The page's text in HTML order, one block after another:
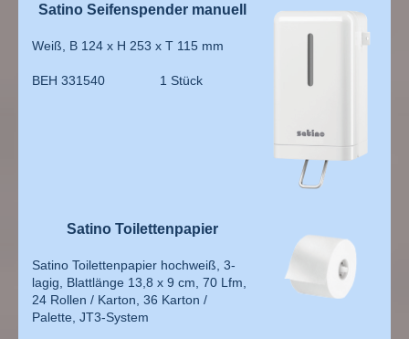
Satino Seifenspender manuell
Weiß, B 124 x H 253 x T 115 mm
BEH 331540 1 Stück
Satino Toilettenpapier
Satino Toilettenpapier hochweiß, 3-
lagig, Blattlänge 13,8 x 9 cm, 70 Lfm,
24 Rollen / Karton, 36 Karton /
Palette, JT3-System